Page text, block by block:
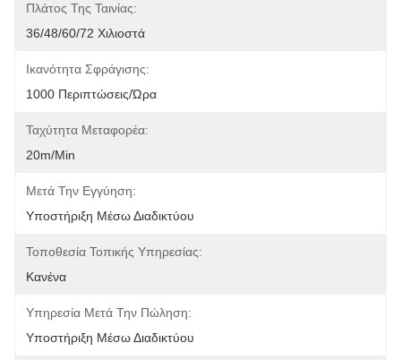
Πλάτος Της Ταινίας:
36/48/60/72 Χιλιοστά
Ικανότητα Σφράγισης:
1000 Περιπτώσεις/ώρα
Ταχύτητα Μεταφορέα:
20m/min
Μετά Την Εγγύηση:
Υποστήριξη Μέσω Διαδικτύου
Τοποθεσία Τοπικής Υπηρεσίας:
Κανένα
Υπηρεσία Μετά Την Πώληση:
Υποστήριξη Μέσω Διαδικτύου